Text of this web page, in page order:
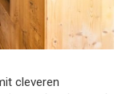
cleveren